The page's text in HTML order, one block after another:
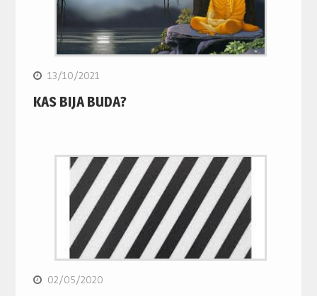
13/10/2021
KAS BIJA BUDA?
02/05/2020